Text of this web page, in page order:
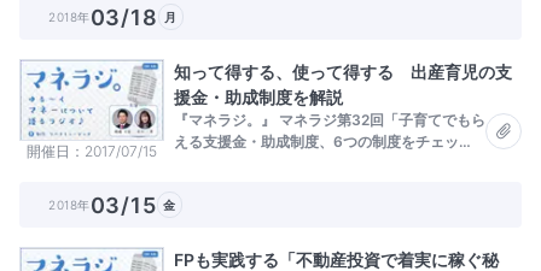
2018年03/18 月
開催日 2017/07/15
知って得する、使って得する 出産育児の支
援金・助成制度を解説
『マネラジ。』 マネラジ第32回「子育てでもら
える支援金・助成制度、6つの制度をチェッ
2018年03/15 金
FPも実践する「不動産投資で着実に稼ぐ秘